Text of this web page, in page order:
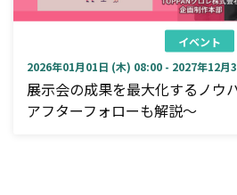
イベント
2026年01月01日 (木) 08:00 - 2027年12月
展示会の成果を最大化するノウ
アフターフォローも解説～